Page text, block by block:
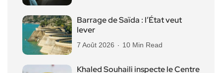
Barrage de Saïda : l’État veut
lever
7 Août 2026 10 Min Read
Khaled Souhaili inspecte le Centre